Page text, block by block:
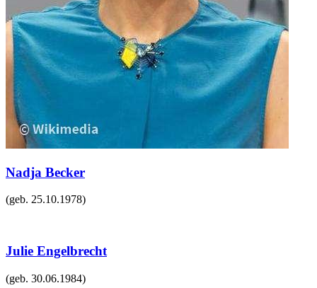
Nadja Becker
(geb. 25.10.1978)
Julie Engelbrecht
(geb. 30.06.1984)